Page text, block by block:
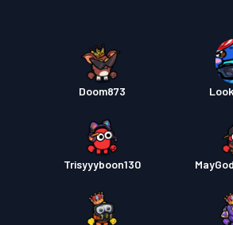
Doom873
Trisyyyboon130